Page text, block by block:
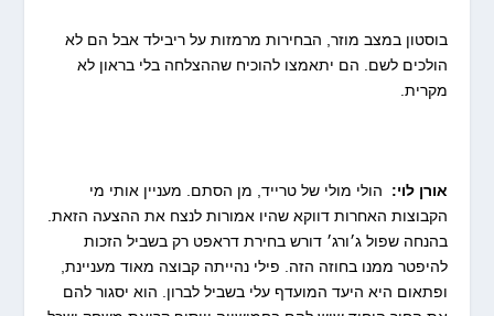
בוסטון במצב מוזר, הבחירות מרמזות על ריבילד אבל הם לא
הולכים לשם. הם יתאמצו להוכיח שההצלחה בלי בראון לא
מקרית.
אורן לוי: הולי מולי של טרייד, מן הסתם. מעניין אותי מי
הקבוצות האחרות דווקא שהיו אמורות לנצח את ההצעה הזאת.
בהנחה שפול ג׳ורג׳ דורש בחירת דראפט רק בשביל הזכות
להיפטר ממנו בחוזה הזה. פילי נהייתה קבוצה מאוד מעניינת,
ופתאום היא היעד המועדף עלי בשביל לברון. הוא יסגור להם